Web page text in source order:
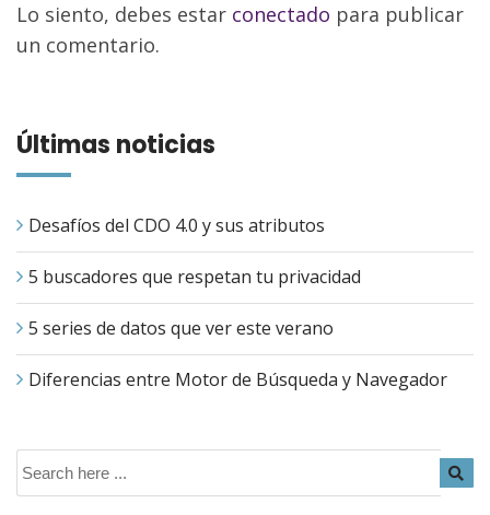
Lo siento, debes estar conectado para publicar
un comentario.
Últimas noticias
Desafíos del CDO 4.0 y sus atributos
5 buscadores que respetan tu privacidad
5 series de datos que ver este verano
Diferencias entre Motor de Búsqueda y Navegador